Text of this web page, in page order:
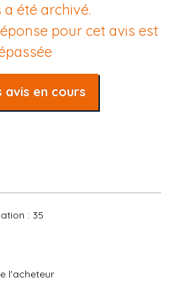
a été archivé.
pour cet avis est
avis en cours
: 35
l'acheteur